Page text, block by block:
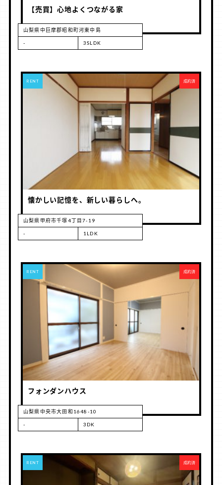
【売買】心地よくつながる家
山梨県中巨摩郡昭和町河東中島
- 3SLDK
RENT 成約済
懐かしい記憶を、新しい暮らしへ。
山梨県甲府市千塚4丁目7-19
- 1LDK
RENT 成約済
フォンダンハウス
山梨県中央市大田和1648-10
- 3DK
RENT 成約済